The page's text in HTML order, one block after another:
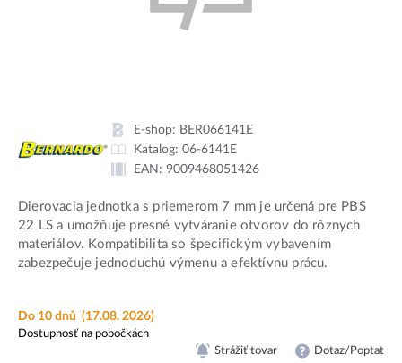
E-shop: BER066141E
Katalog: 06-6141E
EAN: 9009468051426
Dierovacia jednotka s priemerom 7 mm je určená pre PBS
22 LS a umožňuje presné vytváranie otvorov do rôznych
materiálov. Kompatibilita so špecifickým vybavením
zabezpečuje jednoduchú výmenu a efektívnu prácu.
Do 10 dnů (17.08. 2026)
Dostupnosť na pobočkách
Strážiť tovar Dotaz/Poptat